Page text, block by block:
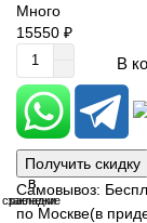
Много
15550 ₽
В
Получить скидку
В
закладки
В
сравнение
Самовывоз:
по Москве(в